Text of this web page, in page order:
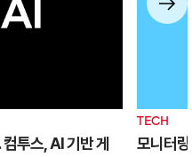
투스, AI 기반 게
TECH
모니터